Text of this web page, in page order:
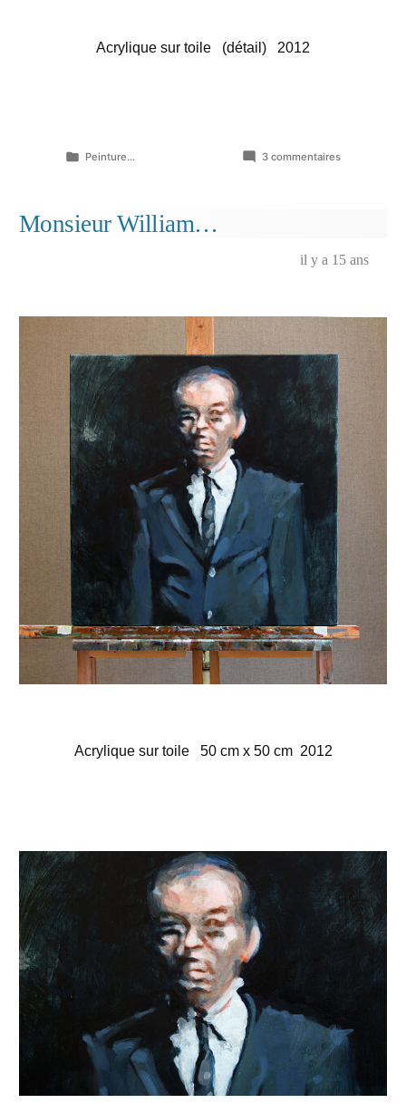
Acrylique sur toile (détail) 2012
Publié
Peinture... 3 commentairessur
Monsieur William…
il y a 15 ans
Acrylique sur toile 50 cm x 50 cm 2012